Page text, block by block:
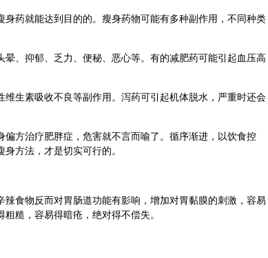
药就能达到目的的。瘦身药物可能有多种副作用，不同种类
、抑郁、乏力、便秘、恶心等。有的减肥药可能引起血压高
生素吸收不良等副作用。泻药可引起机体脱水，严重时还会
偏方治疗肥胖症，危害就不言而喻了。循序渐进，以饮食控
方法，才是切实可行的。
食物反而对胃肠道功能有影响，增加对胃黏膜的刺激，容易
糙，容易得暗疮，绝对得不偿失。